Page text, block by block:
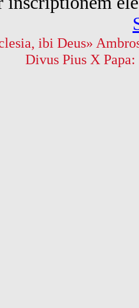
ibi Deus»
Divus Pius X Papa: